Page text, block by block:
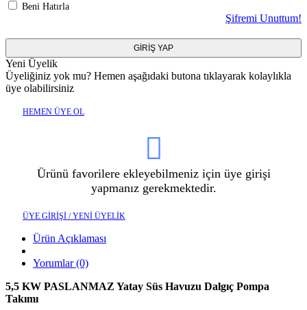
Beni Hatırla
Şifremi Unuttum!
GİRİŞ YAP
Yeni Üyelik
Üyeliğiniz yok mu? Hemen aşağıdaki butona tıklayarak kolaylıkla
üye olabilirsiniz
HEMEN ÜYE OL
Ürünü favorilere ekleyebilmeniz için üye girişi
yapmanız gerekmektedir.
ÜYE GİRİŞİ / YENİ ÜYELİK
Ürün Açıklaması
Yorumlar (0)
5,5 KW PASLANMAZ Yatay Süs Havuzu Dalgıç Pompa
Takımı